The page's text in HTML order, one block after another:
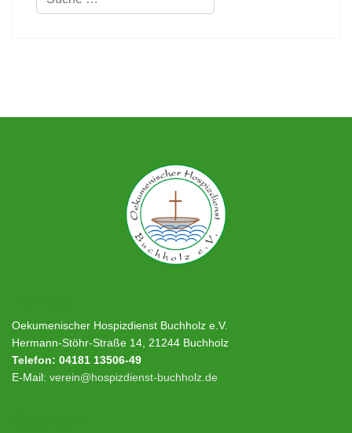
Oekumenischer Hospizdienst Buchholz e.V.
Hermann-Stöhr-Straße 14, 21244 Buchholz
Telefon: 04181 13506-49
E-Mail: verein@hospizdienst-buchholz.de